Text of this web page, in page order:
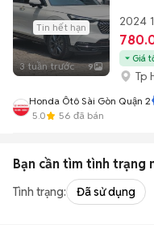
Tin hết hạn
3 tuần trước 9
2024
Giá
Tp
Honda Ôtô Sài Gòn Quận 2
5.0
56 đã bán
Bạn cần tìm tình trạng
Tình trạng: Đã sử dụng